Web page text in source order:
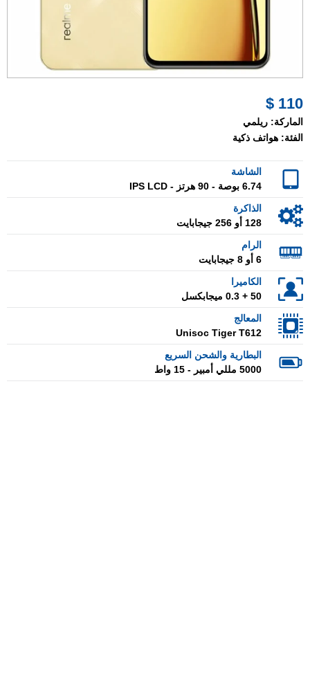
110 $
الماركة: ريلمي
الفئة: هواتف ذكية
الشاشة
6.74 بوصة - 90 هرتز - IPS LCD
الذاكرة
128 أو 256 جيجابايت
الرام
6 أو 8 جيجابايت
الكاميرا
50 + 0.3 ميجابكسل
المعالج
Unisoc Tiger T612
البطارية والشحن السريع
5000 مللي أمبير - 15 واط